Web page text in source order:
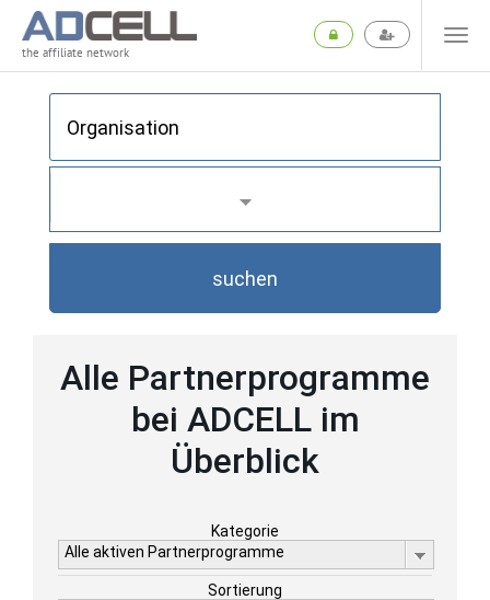
the affiliate network
suchen
Alle Partnerprogramme
bei ADCELL im
Überblick
Kategorie
Alle aktiven Partnerprogramme
Sortierung